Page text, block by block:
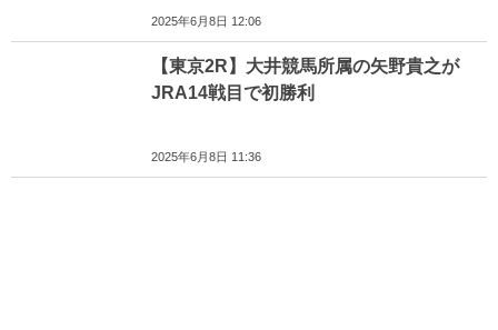
2025年6月8日 12:06
【東京2R】大井競馬所属の矢野貴之が
JRA14戦目で初勝利
2025年6月8日 11:36